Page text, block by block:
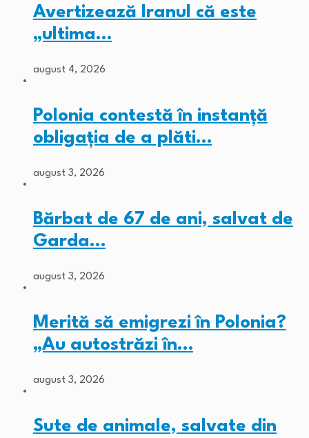
Avertizează Iranul că este
„ultima…
august 4, 2026
Polonia contestă în instanță
obligația de a plăti…
august 3, 2026
Bărbat de 67 de ani, salvat de
Garda…
august 3, 2026
Merită să emigrezi în Polonia?
„Au autostrăzi în…
august 3, 2026
Sute de animale, salvate din